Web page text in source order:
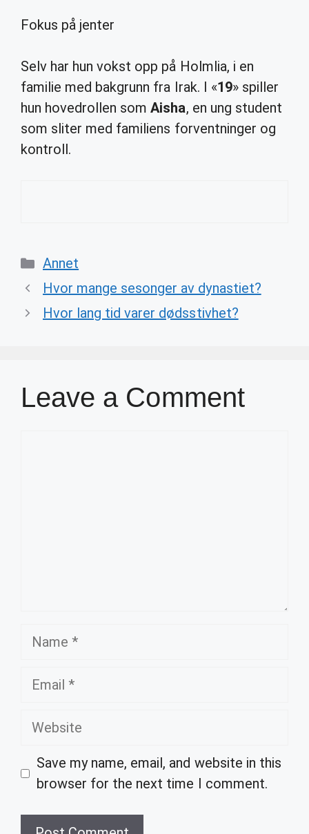
Fokus på jenter
Selv har hun vokst opp på Holmlia, i en
familie med bakgrunn fra Irak. I «19» spiller
hun hovedrollen somAisha, en ung student
som sliter med familiens forventninger og
kontroll.
Categories
Annet
Hvor mange sesonger av dynastiet?
Hvor lang tid varer dødsstivhet?
Leave a Comment
Name
Email
Website
Save my name, email, and website in this
browser for the next time I comment.